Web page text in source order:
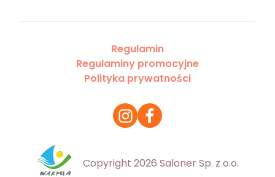
Regulamin
Regulaminy promocyjne
Polityka prywatności
Copyright 2026 Saloner Sp. z o.o.